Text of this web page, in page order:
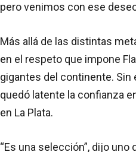
pero venimos con ese
Más allá de las distintas
en el respeto que impone
gigantes del continente. Sin
quedó latente la confianza
en La Plata.
“Es una selección”, dijo uno